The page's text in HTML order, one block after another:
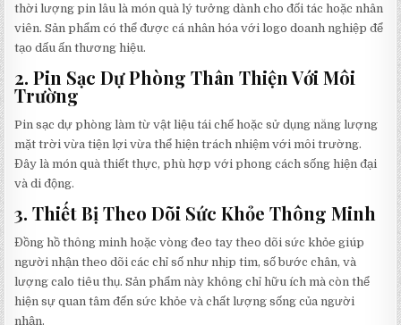
thời lượng pin lâu là món quà lý tưởng dành cho đối tác hoặc nhân
viên. Sản phẩm có thể được cá nhân hóa với logo doanh nghiệp để
tạo dấu ấn thương hiệu.
2.Pin Sạc Dự Phòng Thân Thiện Với Môi
Trường
Pin sạc dự phòng làm từ vật liệu tái chế hoặc sử dụng năng lượng
mặt trời vừa tiện lợi vừa thể hiện trách nhiệm với môi trường.
Đây là món quà thiết thực, phù hợp với phong cách sống hiện đại
và di động.
3.Thiết Bị Theo Dõi Sức Khỏe Thông Minh
Đồng hồ thông minh hoặc vòng đeo tay theo dõi sức khỏe giúp
người nhận theo dõi các chỉ số như nhịp tim, số bước chân, và
lượng calo tiêu thụ. Sản phẩm này không chỉ hữu ích mà còn thể
hiện sự quan tâm đến sức khỏe và chất lượng sống của người
nhận.